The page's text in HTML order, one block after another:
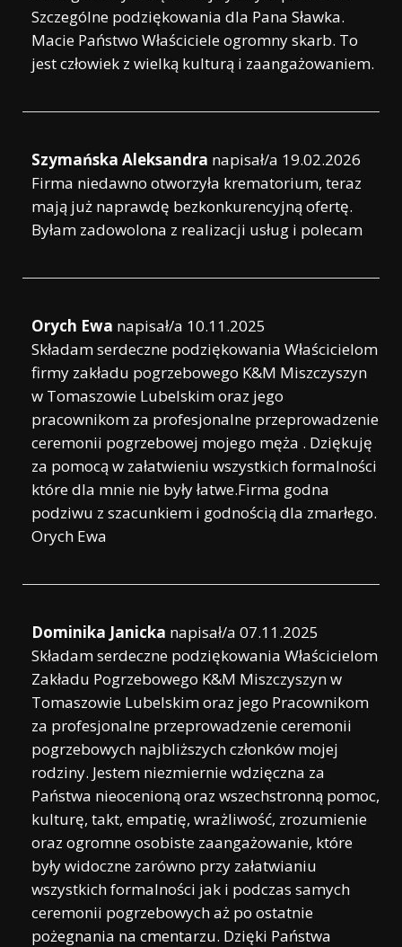
Szczególne podziękowania dla Pana Sławka.
Macie Państwo Właściciele ogromny skarb. To
jest człowiek z wielką kulturą i zaangażowaniem.
Szymańska Aleksandra napisał/a 19.02.2026
Firma niedawno otworzyła krematorium, teraz
mają już naprawdę bezkonkurencyjną ofertę.
Byłam zadowolona z realizacji usług i polecam
Orych Ewa napisał/a 10.11.2025
Składam serdeczne podziękowania Właścicielom
firmy zakładu pogrzebowego K&M Miszczyszyn
w Tomaszowie Lubelskim oraz jego
pracownikom za profesjonalne przeprowadzenie
ceremonii pogrzebowej mojego męża . Dziękuję
za pomocą w załatwieniu wszystkich formalności
które dla mnie nie były łatwe.Firma godna
podziwu z szacunkiem i godnością dla zmarłego.
Orych Ewa
Dominika Janicka napisał/a 07.11.2025
Składam serdeczne podziękowania Właścicielom
Zakładu Pogrzebowego K&M Miszczyszyn w
Tomaszowie Lubelskim oraz jego Pracownikom
za profesjonalne przeprowadzenie ceremonii
pogrzebowych najbliższych członków mojej
rodziny. Jestem niezmiernie wdzięczna za
Państwa nieocenioną oraz wszechstronną pomoc,
kulturę, takt, empatię, wrażliwość, zrozumienie
oraz ogromne osobiste zaangażowanie, które
były widoczne zarówno przy załatwianiu
wszystkich formalności jak i podczas samych
ceremonii pogrzebowych aż po ostatnie
pożegnania na cmentarzu. Dzięki Państwa